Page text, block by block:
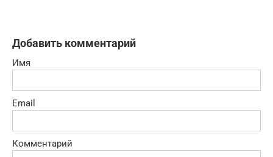
Добавить комментарий
Имя
Email
Комментарий